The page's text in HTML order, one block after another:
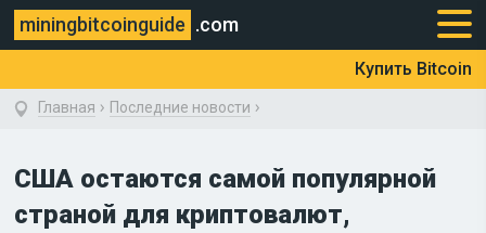
miningbitcoinguide .com
Купить Bitcoin
Главная › Последние новости ›
США остаются самой популярной
страной для криптовалют,